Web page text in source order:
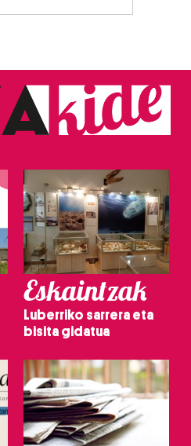
Eskaintzak
Luberriko sarrera eta
bisita gidatua